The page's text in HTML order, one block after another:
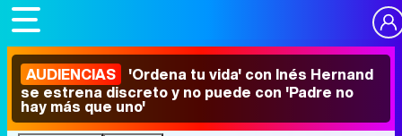
AUDIENCIAS 'Ordena tu vida' con Inés Hernand
se estrena discreto y no puede con 'Padre no
hay más que uno'